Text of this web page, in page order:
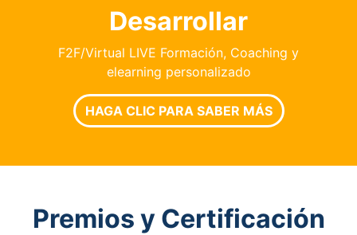
Desarrollar
F2F/Virtual LIVE Formación, Coaching y
elearning personalizado
HAGA CLIC PARA SABER MÁS
Premios y Certificación